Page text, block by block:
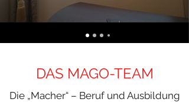
DAS MAGO-TEAM
Die „Macher“ – Beruf und Ausbildung